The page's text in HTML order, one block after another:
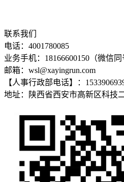
联系我们
电话：4001780085
业务手机：18166600150（微信同
邮箱：wsl@xayingrun.com
【人事行政部电话】：
地址：陕西省西安市高新区科技